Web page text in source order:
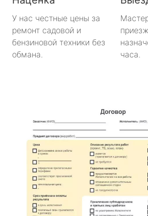
У нас честные цены за
ремонт садовой и
бензиновой техники без
обмана.
часа.